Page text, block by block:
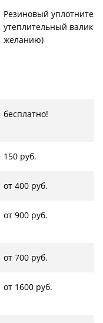
Резиновый
утеплительный валик
желанию)
бесплатно!
150 руб.
от 400 руб.
от 900 руб.
от 700 руб.
от 1600 руб.